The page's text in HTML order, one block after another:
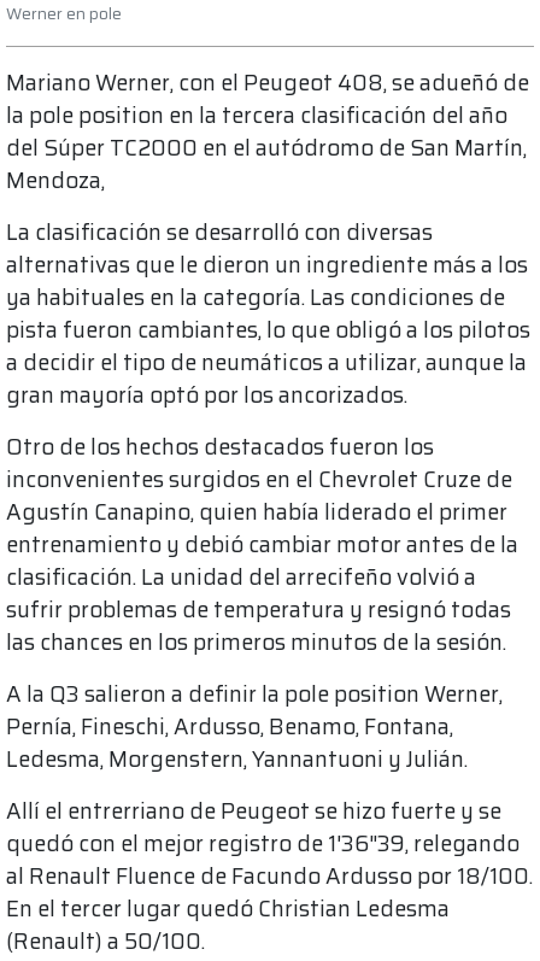
Werner en pole
Mariano Werner, con el Peugeot 408, se adueñó de
la pole position en la tercera clasificación del año
del Súper TC2000 en el autódromo de San Martín,
Mendoza,
La clasificación se desarrolló con diversas
alternativas que le dieron un ingrediente más a los
ya habituales en la categoría. Las condiciones de
pista fueron cambiantes, lo que obligó a los pilotos
a decidir el tipo de neumáticos a utilizar, aunque la
gran mayoría optó por los ancorizados.
Otro de los hechos destacados fueron los
inconvenientes surgidos en el Chevrolet Cruze de
Agustín Canapino, quien había liderado el primer
entrenamiento y debió cambiar motor antes de la
clasificación. La unidad del arrecifeño volvió a
sufrir problemas de temperatura y resignó todas
las chances en los primeros minutos de la sesión.
A la Q3 salieron a definir la pole position Werner,
Pernía, Fineschi, Ardusso, Benamo, Fontana,
Ledesma, Morgenstern, Yannantuoni y Julián.
Allí el entrerriano de Peugeot se hizo fuerte y se
quedó con el mejor registro de 1'36"39, relegando
al Renault Fluence de Facundo Ardusso por 18/100.
En el tercer lugar quedó Christian Ledesma
(Renault) a 50/100.